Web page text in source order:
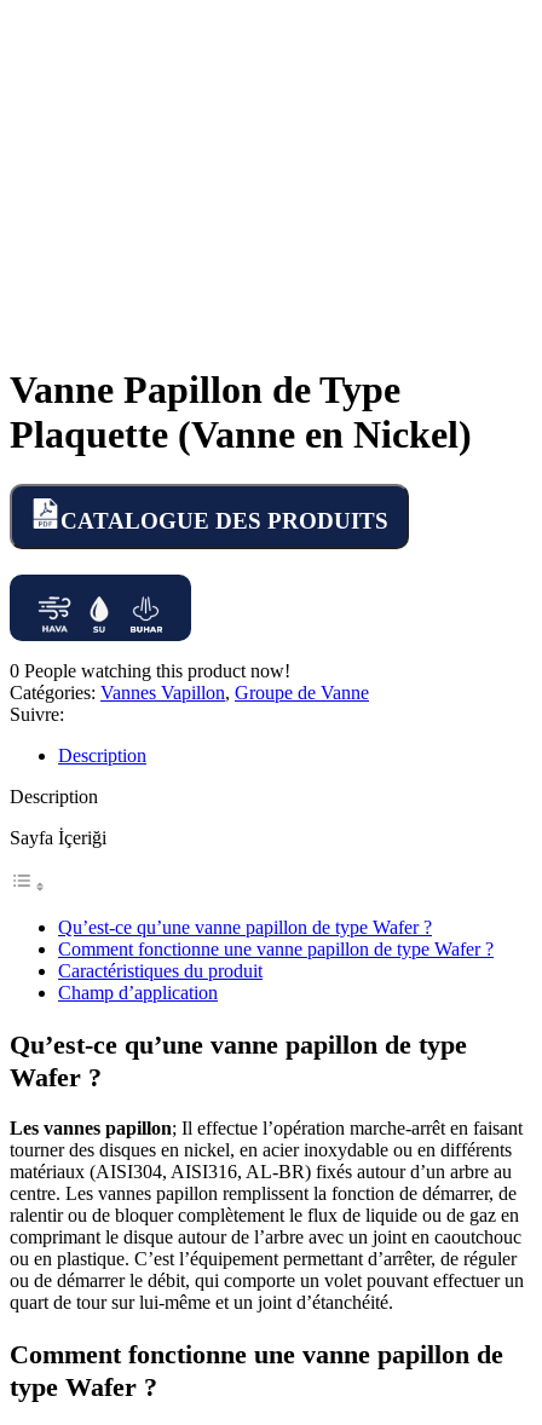
Vanne Papillon de Type
Plaquette (Vanne en Nickel)
CATALOGUE DES PRODUITS
0 People watching this product now!
Catégories: Vannes Vapillon, Groupe de Vanne
Suivre:
Description
Description
Sayfa İçeriği
Qu’est-ce qu’une vanne papillon de type Wafer ?
Comment fonctionne une vanne papillon de type Wafer ?
Caractéristiques du produit
Champ d’application
Qu’est-ce qu’une vanne papillon de type
Wafer ?
Les vannes papillon; Il effectue l’opération marche-arrêt en faisant
tourner des disques en nickel, en acier inoxydable ou en différents
matériaux (AISI304, AISI316, AL-BR) fixés autour d’un arbre au
centre. Les vannes papillon remplissent la fonction de démarrer, de
ralentir ou de bloquer complètement le flux de liquide ou de gaz en
comprimant le disque autour de l’arbre avec un joint en caoutchouc
ou en plastique. C’est l’équipement permettant d’arrêter, de réguler
ou de démarrer le débit, qui comporte un volet pouvant effectuer un
quart de tour sur lui-même et un joint d’étanchéité.
Comment fonctionne une vanne papillon de
type Wafer ?